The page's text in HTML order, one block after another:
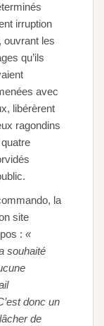
irruption
ouvrant les
qu’ils
avec
libérèrent
ragondins
la
site
: «
souhaité
donc un
de